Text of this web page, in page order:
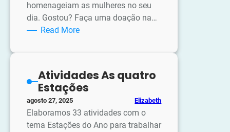
homenageiam as mulheres no seu
dia. Gostou? Faça uma doação na…
Read More:
da
Mulher
Atividades As quatro
Estações
agosto 27, 2025 Elizabeth
Elaboramos 33 atividades com o
tema Estações do Ano para trabalhar